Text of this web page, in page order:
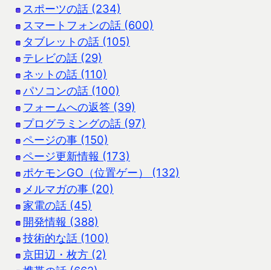
スポーツの話 (234)
スマートフォンの話 (600)
タブレットの話 (105)
テレビの話 (29)
ネットの話 (110)
パソコンの話 (100)
フォームへの返答 (39)
プログラミングの話 (97)
ページの事 (150)
ページ更新情報 (173)
ポケモンGO（位置ゲー） (132)
メルマガの事 (20)
家電の話 (45)
開発情報 (388)
技術的な話 (100)
京田辺・枚方 (2)